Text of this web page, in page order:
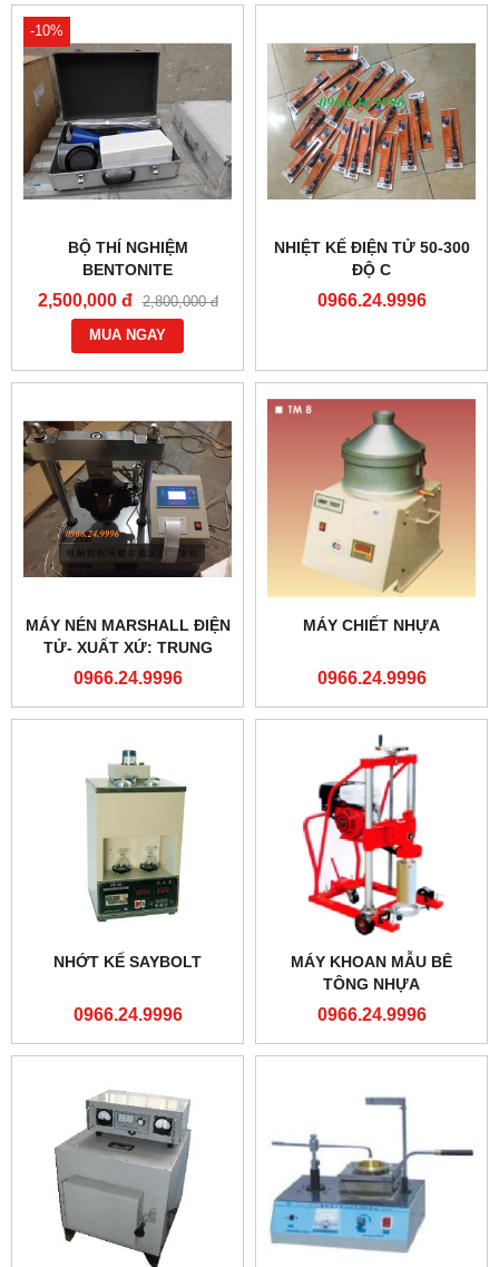
-10%
BỘ THÍ NGHIỆM
BENTONITE
2,500,000 đ 2,800,000 đ
MUA NGAY
NHIỆT KẾ ĐIỆN TỬ 50-300
ĐỘ C
0966.24.9996
MÁY NÉN MARSHALL ĐIỆN
TỬ- XUẤT XỨ: TRUNG
QUỐC
0966.24.9996
MÁY CHIẾT NHỰA
0966.24.9996
NHỚT KẾ SAYBOLT
0966.24.9996
MÁY KHOAN MẪU BÊ
TÔNG NHỰA
0966.24.9996